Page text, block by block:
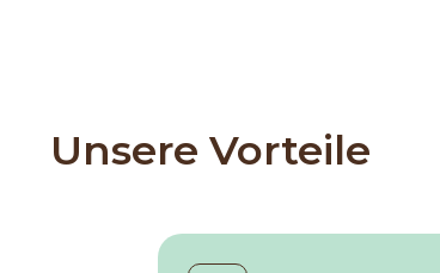
Unsere Vorteile